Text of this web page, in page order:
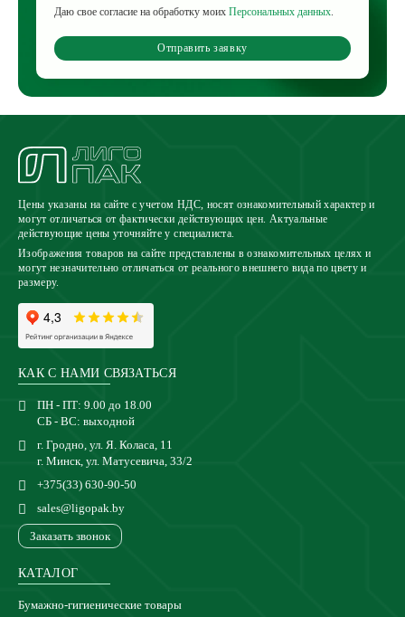
Даю свое согласие на обработку моих Персональных данных.
Отправить заявку
Цены указаны на сайте с учетом НДС, носят ознакомительный характер и
могут отличаться от фактически действующих цен. Актуальные
действующие цены уточняйте у специалиста.
Изображения товаров на сайте представлены в ознакомительных целях и
могут незначительно отличаться от реального внешнего вида по цвету и
размеру.
КАК С НАМИ СВЯЗАТЬСЯ
ПН - ПТ: 9.00 до 18.00
СБ - ВС: выходной
г. Гродно, ул. Я. Коласа, 11
г. Минск, ул. Матусевича, 33/2
+375(33) 630-90-50
sales@ligopak.by
Заказать звонок
КАТАЛОГ
Бумажно-гигиенические товары